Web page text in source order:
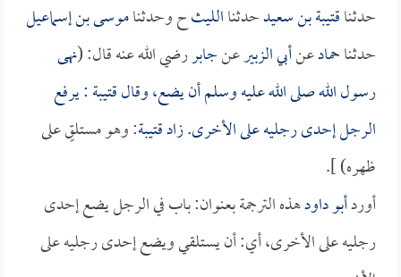
حدثناقتيبة بن سعيدحدثناالليثح وحدثناموسى بن إسماعيل
حدثناحمادعنأبي الزبيرعنجابررضي الله عنه قال: (نهى
رسول الله صلى الله عليه وسلم أن يضع، وقالقتيبة: يرفع
الرجل إحدى رجليه على الأخرى. زادقتيبة: وهو مستلقٍ على
ظهره) ].
أوردأبو داودهذه الترجمة بعنوان: باب في الرجل يضع إحدى
رجليه على الأخرى، أي: أن يستلقي ويضع إحدى رجليه على